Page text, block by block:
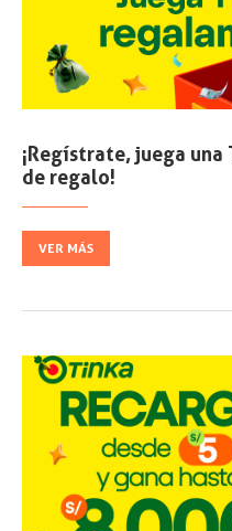
¡Regístrate, juega
de regalo!
VER MÁS